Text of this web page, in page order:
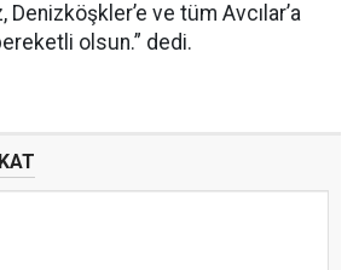
Denizköşkler’e ve tüm Avcılar’a
olsun.” dedi.